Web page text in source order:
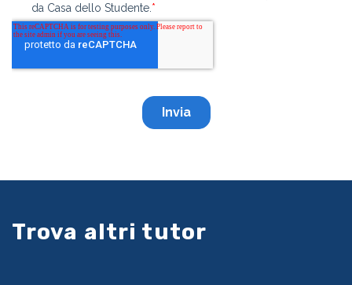
Trova altri tutor